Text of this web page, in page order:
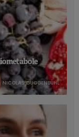
NICOLAS GUGGENBÜHL